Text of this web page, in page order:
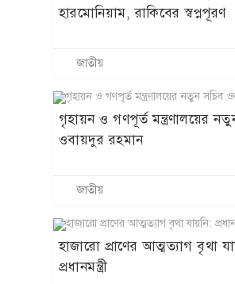
হারমোনিয়াম, রাকিবের স্বপ্নপূরণ
জাতীয়
গৃহায়ন ও গণপূর্ত মন্ত্রণালয়ের
ওবায়দুর রহমান
জাতীয়
হাজারো প্রাণের আত্মত্যাগ বৃথা
প্রধানমন্ত্রী